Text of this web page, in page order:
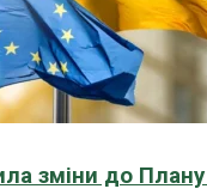
зміни до